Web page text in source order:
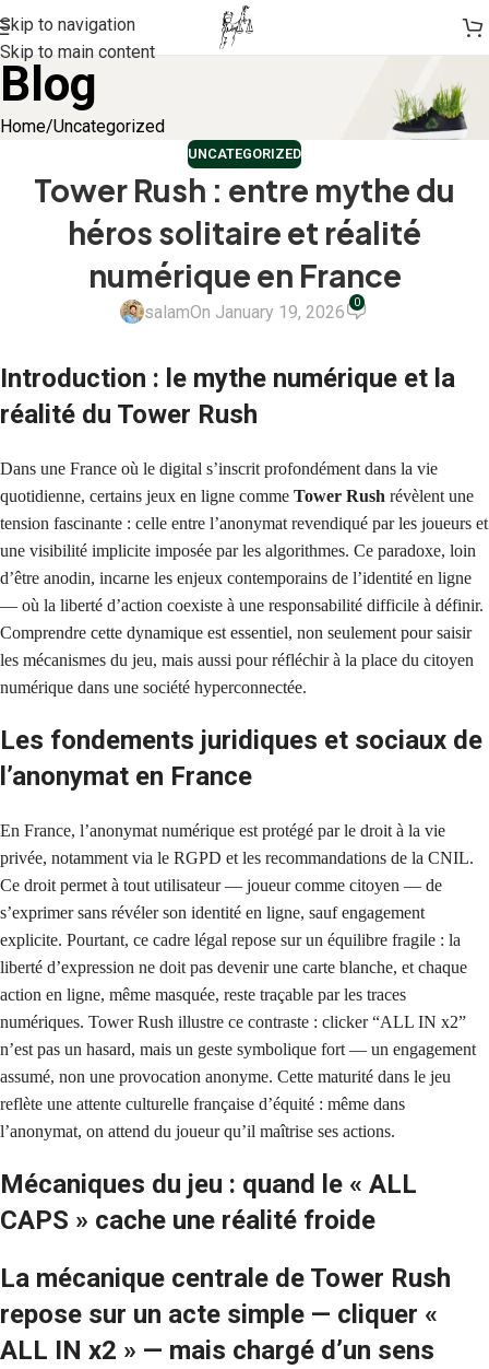
Skip to navigation
Skip to main content
Blog
Home Uncategorized
UNCATEGORIZED
Tower Rush : entre mythe du
héros solitaire et réalité
numérique en France
salamOn January 19, 2026 0
Introduction : le mythe numérique et la
réalité du Tower Rush
Dans une France où le digital s’inscrit profondément dans la vie
quotidienne, certains jeux en ligne comme Tower Rush révèlent une
tension fascinante : celle entre l’anonymat revendiqué par les joueurs et
une visibilité implicite imposée par les algorithmes. Ce paradoxe, loin
d’être anodin, incarne les enjeux contemporains de l’identité en ligne
— où la liberté d’action coexiste à une responsabilité difficile à définir.
Comprendre cette dynamique est essentiel, non seulement pour saisir
les mécanismes du jeu, mais aussi pour réfléchir à la place du citoyen
numérique dans une société hyperconnectée.
Les fondements juridiques et sociaux de
l’anonymat en France
En France, l’anonymat numérique est protégé par le droit à la vie
privée, notamment via le RGPD et les recommandations de la CNIL.
Ce droit permet à tout utilisateur — joueur comme citoyen — de
s’exprimer sans révéler son identité en ligne, sauf engagement
explicite. Pourtant, ce cadre légal repose sur un équilibre fragile : la
liberté d’expression ne doit pas devenir une carte blanche, et chaque
action en ligne, même masquée, reste traçable par les traces
numériques. Tower Rush illustre ce contraste : clicker “ALL IN x2”
n’est pas un hasard, mais un geste symbolique fort — un engagement
assumé, non une provocation anonyme. Cette maturité dans le jeu
reflète une attente culturelle française d’équité : même dans
l’anonymat, on attend du joueur qu’il maîtrise ses actions.
Mécaniques du jeu : quand le « ALL
CAPS » cache une réalité froide
La mécanique centrale de Tower Rush
repose sur un acte simple — cliquer «
ALL IN x2 » — mais chargé d’un sens